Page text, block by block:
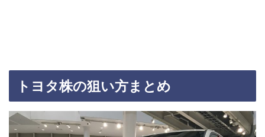
トヨタ株の狙い方まとめ